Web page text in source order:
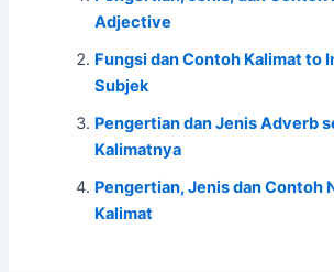
e
b
o
er s
A
p
e
Adjective
Fungsi dan Contoh Kalimat to
Subjek
Pengertian dan Jenis Adverb
Kalimatnya
Pengertian, Jenis dan Contoh
Kalimat